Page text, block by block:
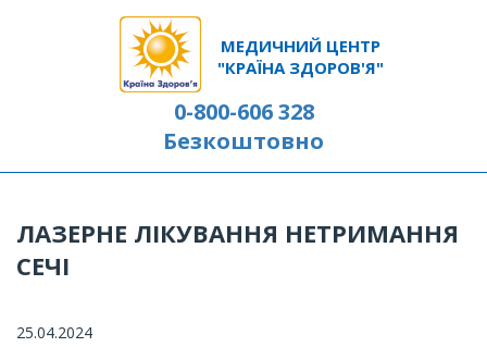
МЕДИЧНИЙ ЦЕНТР
"КРАЇНА ЗДОРОВ'Я"
0-800-606 328
Безкоштовно
ЛАЗЕРНЕ ЛІКУВАННЯ НЕТРИМАННЯ
СЕЧІ
25.04.2024